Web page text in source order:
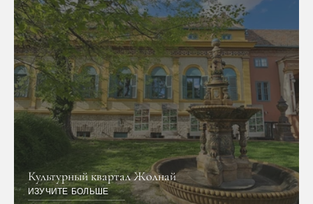
Культурный квартал Жолнай
ИЗУЧИТЕ БОЛЬШЕ